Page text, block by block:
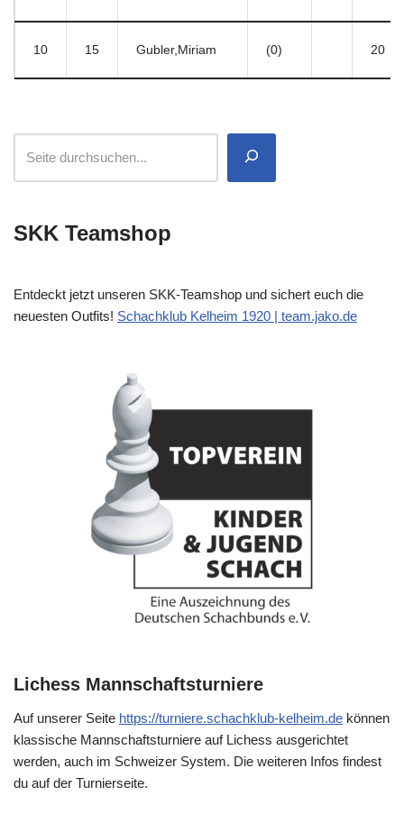
10 15 Gubler,Miriam (0) 20
SKK Teamshop
Entdeckt jetzt unseren SKK-Teamshop und sichert euch die
neuesten Outfits! Schachklub Kelheim 1920 | team.jako.de
Lichess Mannschaftsturniere
Auf unserer Seite https://turniere.schachklub-kelheim.de können
klassische Mannschaftsturniere auf Lichess ausgerichtet
werden, auch im Schweizer System. Die weiteren Infos findest
du auf der Turnierseite.